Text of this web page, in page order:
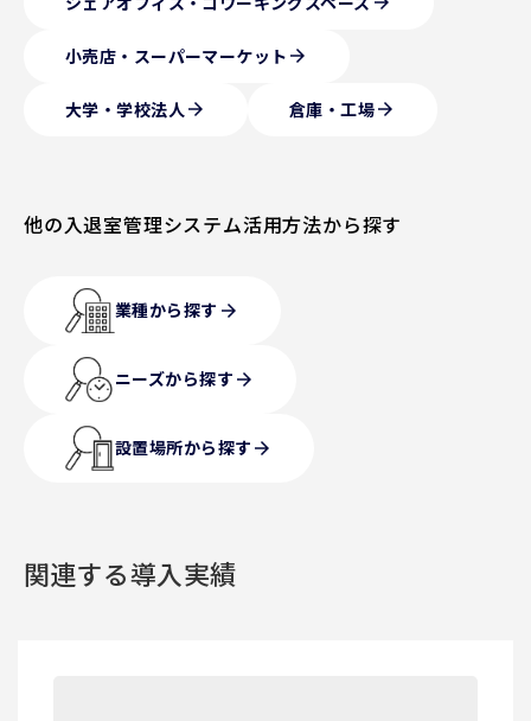
小売店・スーパーマーケット arrow_forward
大学・学校法人 arrow_forward 倉庫・工場arrow_forward
他の入退室管理システム活用方法から探す
業種から探す arrow_forward
ニーズから探す arrow_forward
設置場所から探す arrow_forward
関連する導入実績